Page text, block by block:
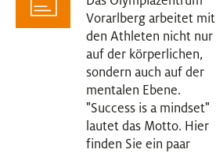
Vorarlberg arbeitet mit
den Athleten nicht nur
auf der körperlichen,
sondern auch auf der
mentalen Ebene.
"Success is a mindset"
lautet das Motto. Hier
finden Sie ein paar